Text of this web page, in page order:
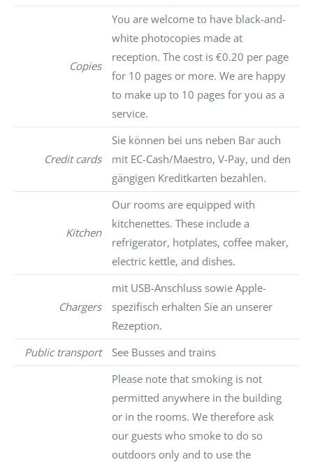
Copies
You are welcome to have black-and-
white photocopies made at
reception. The cost is €0.20 per page
for 10 pages or more. We are happy
to make up to 10 pages for you as a
service.
Credit cards
Sie können bei uns neben Bar auch
mit EC-Cash/Maestro, V-Pay, und den
gängigen Kreditkarten bezahlen.
Kitchen
Our rooms are equipped with
kitchenettes. These include a
refrigerator, hotplates, coffee maker,
electric kettle, and dishes.
Chargers
mit USB-Anschluss sowie Apple-
spezifisch erhalten Sie an unserer
Rezeption.
Public transport
See Busses and trains
Please note that smoking is not
permitted anywhere in the building
or in the rooms. We therefore ask
our guests who smoke to do so
outdoors only and to use the